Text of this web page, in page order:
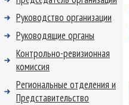
Руководство организации
Руководящие органы
Контрольно-ревизионная
комиссия
Региональные отделения и
Представительство